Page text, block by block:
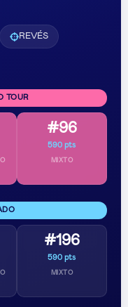
REVÉS
TOUR
#96
590 pts
MIXTO
#196
590 pts
MIXTO